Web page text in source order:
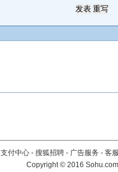
支付中心 - 搜狐招聘 - 广告服务 - 客
Copyright©2016